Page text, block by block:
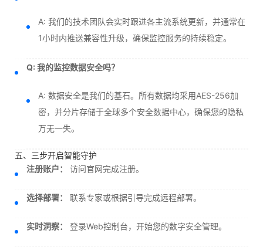
A: 我们的技术团队会实时跟进各主流系统更新，并通常在
1小时内推送兼容性升级，确保监控服务的持续稳定。
Q: 我的监控数据安全吗？
A: 数据安全是我们的基石。所有数据均采用AES-256加
密，并分片存储于全球多个安全数据中心，确保您的隐私
万无一失。
五、三步开启智能守护
注册账户：
访问官网完成注册。
选择部署： 联系专家或根据引导完成远程部署。
实时洞察： 登录Web控制台，开始您的数字安全管理。